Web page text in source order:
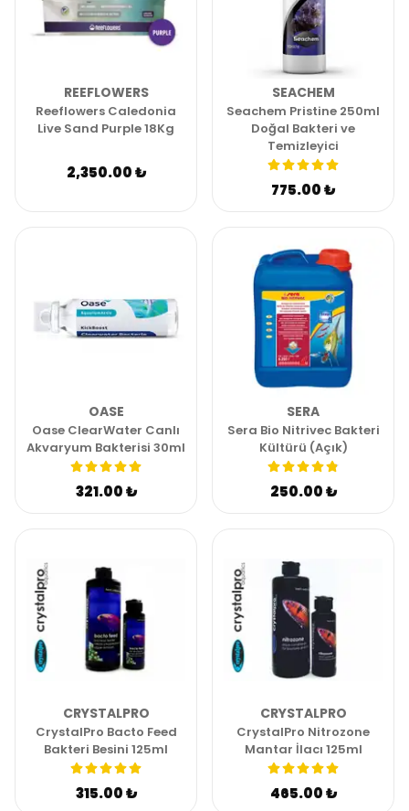
REEFLOWERS
Reeflowers Caledonia
Live Sand Purple 18Kg
2,350.00 ₺
SEACHEM
Seachem Pristine 250ml
Doğal Bakteri ve
Temizleyici
775.00 ₺
OASE
Oase ClearWater Canlı
Akvaryum Bakterisi 30ml
321.00 ₺
SERA
Sera Bio Nitrivec Bakteri
Kültürü (Açık)
250.00 ₺
CRYSTALPRO
CrystalPro Bacto Feed
Bakteri Besini 125ml
315.00 ₺
CRYSTALPRO
CrystalPro Nitrozone
Mantar İlacı 125ml
465.00 ₺